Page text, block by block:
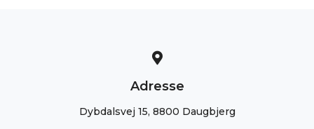
Adresse
Dybdalsvej 15, 8800 Daugbjerg